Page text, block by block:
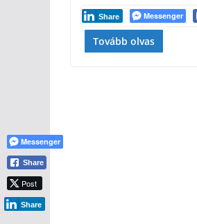
Messenger
Share
Tovább olvas
Messenger
Share
Post
Share